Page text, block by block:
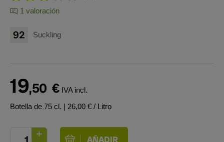
1 valoración
92 Suckling
19,50 € IVA incl.
Botella de 75 cl. | 26,00 € / Litro